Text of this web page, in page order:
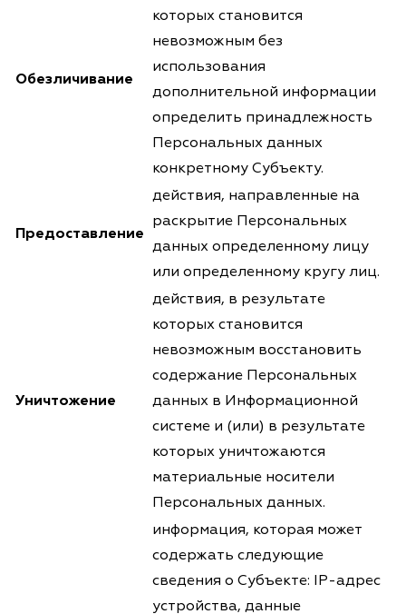
Обезличивание
которых становится
невозможным без
использования
дополнительной информации
определить принадлежность
Персональных данных
конкретному Субъекту.
Предоставление
действия, направленные на
раскрытие Персональных
данных определенному лицу
или определенному кругу лиц.
Уничтожение
действия, в результате
которых становится
невозможным восстановить
содержание Персональных
данных в Информационной
системе и (или) в результате
которых уничтожаются
материальные носители
Персональных данных.
информация, которая может
содержать следующие
сведения о Субъекте: IP-адрес
устройства, данные